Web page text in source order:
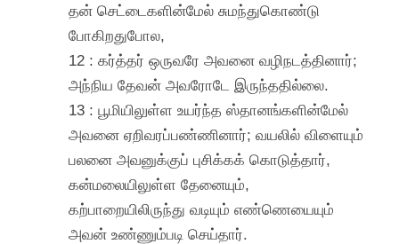
தன் செட்டைகளின்மேல் சுமந்துகொண்டு
போகிறதுபோல,
12 : கர்த்தர் ஒருவரே அவனை வழிநடத்தினார்;
அந்நிய தேவன் அவரோடே இருந்ததில்லை.
13 : பூமியிலுள்ள உயர்ந்த ஸ்தானங்களின்மேல்
அவனை ஏறிவரப்பண்ணினார்; வயலில் விளையும்
பலனை அவனுக்குப் புசிக்கக் கொடுத்தார்,
கன்மலையிலுள்ள தேனையும்,
கற்பாறையிலிருந்து வடியும் எண்ணெயையும்
அவன் உண்ணும்படி செய்தார்.